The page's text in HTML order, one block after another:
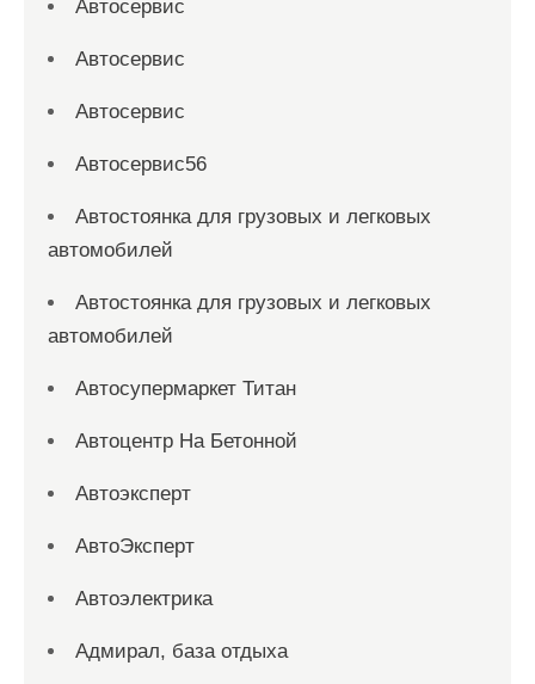
Автосервис
Автосервис
Автосервис
Автосервис56
Автостоянка для грузовых и легковых
автомобилей
Автостоянка для грузовых и легковых
автомобилей
Автосупермаркет Титан
Автоцентр На Бетонной
Автоэксперт
АвтоЭксперт
Автоэлектрика
Адмирал, база отдыха